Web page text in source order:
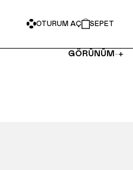
OTURUM AÇ SEPET
GÖRÜNÜM -+